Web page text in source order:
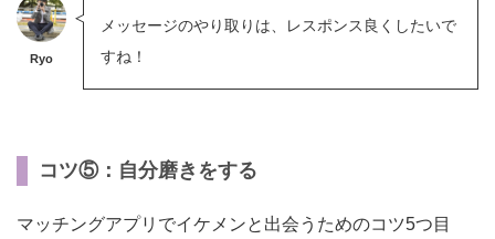
Ryo
メッセージのやり取りは、レスポンス良くしたいで
すね！
コツ⑤：自分磨きをする
マッチングアプリでイケメンと出会うためのコツ5つ目